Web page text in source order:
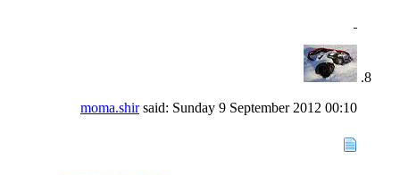
moma.shirsaid: Sunday 9 September 2012 00:10